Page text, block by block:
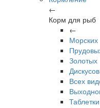
←
Корм для рыб
←
Морских
Золотых
Дискусов
Всех
Таблетки